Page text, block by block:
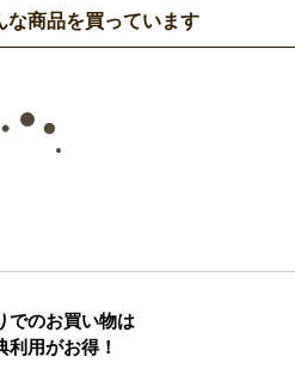
な商品を買っています
でのお買い物は
利用がお得！